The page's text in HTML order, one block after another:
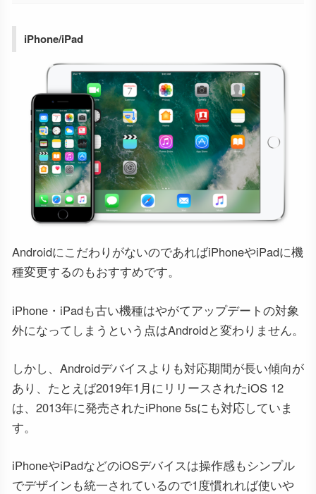
iPhone/iPad
AndroidにこだわりがないのであればiPhoneやiPadに機
種変更するのもおすすめです。
iPhone・iPadも古い機種はやがてアップデートの対象
外になってしまうという点はAndroidと変わりません。
しかし、Androidデバイスよりも対応期間が長い傾向が
あり、たとえば2019年1月にリリースされたiOS 12
は、2013年に発売されたiPhone 5sにも対応していま
す。
iPhoneやiPadなどのiOSデバイスは操作感もシンプル
でデザインも統一されているので1度慣れれば使いや